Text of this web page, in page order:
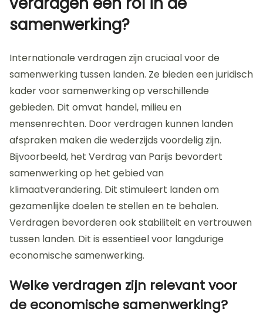
samenwerking?
Internationale verdragen zijn cruciaal voor de
samenwerking tussen landen. Ze bieden een juridisch
kader voor samenwerking op verschillende
gebieden. Dit omvat handel, milieu en
mensenrechten. Door verdragen kunnen landen
afspraken maken die wederzijds voordelig zijn.
Bijvoorbeeld, het Verdrag van Parijs bevordert
samenwerking op het gebied van
klimaatverandering. Dit stimuleert landen om
gezamenlijke doelen te stellen en te behalen.
Verdragen bevorderen ook stabiliteit en vertrouwen
tussen landen. Dit is essentieel voor langdurige
economische samenwerking.
Welke verdragen zijn relevant voor
de economische samenwerking?